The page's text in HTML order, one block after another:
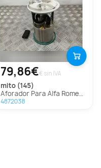
79,86€€ sin IVA
mito (145)
Aforador Para Alfa Romeo Mito
4872038